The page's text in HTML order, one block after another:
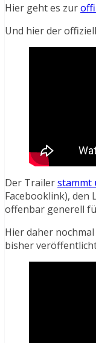
Hier geht es zur
Und hier der
Der Trailerstammt
Facebooklink), den
offenbar generell
Hier daher
bisher